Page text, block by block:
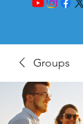
Groups